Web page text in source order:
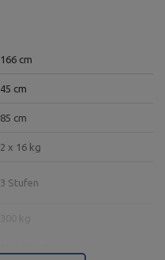
166 cm
45 cm
85 cm
2 x 16 kg
3 Stufen